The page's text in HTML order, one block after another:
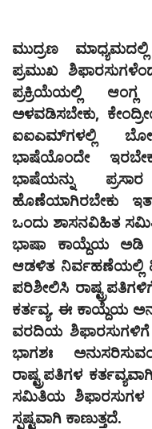
ಮುದ್ರಣ
ಪ್ರಮುಖ
ಪ್ರಕ್ರಿಯೆಯಲ್ಲಿ
ಅಳವಡಿಸಬೇಕು,
ಐಐಎಮ್‌ಗಳಲ್ಲಿ
ಭಾಷೆಯೊಂದೇ
ಭಾಷೆಯನ್ನು
ಹೊಣೆಯಾಗಿರಬೇಕು
ಒಂದು ಶಾಸನವಿಹಿತ
ಭಾಷಾ ಕಾಯ್ದೆಯ ಅಡಿ
ಆಡಳಿತ ನಿರ್ವಹಣೆಯಲ್ಲಿ
ಪರಿಶೀಲಿಸಿ
ಕರ್ತವ್ಯ. ಈ
ವರದಿಯ
ಭಾಗಶಃ
ರಾಷ್ಟ್ರಪತಿಗಳ
ಸಮಿತಿಯ ಶಿಫಾರಸುಗಳ
ಸ್ಪಷ್ಟವಾಗಿ ಕಾಣುತ್ತದೆ.